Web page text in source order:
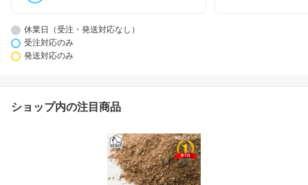
休業日（受注・発送対応なし）
受注対応のみ
発送対応のみ
ショップ内の注目商品